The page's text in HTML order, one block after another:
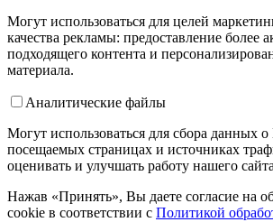
Могут использоваться для целей
качества рекламы: предоставление более
подходящего контента и
материала.
Аналитические файлы
Могут использоваться для сбора данных
посещаемых страницах и источниках
оценивать и улучшать работу нашего
Нажав «Принять», Вы даете согласие на
cookie в соответствии с Политикой